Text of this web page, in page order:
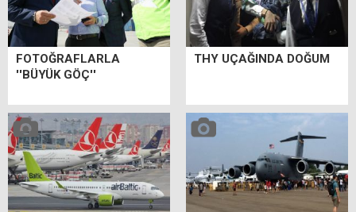
FOTOĞRAFLARLA
''BÜYÜK GÖÇ''
THY UÇAĞINDA DOĞUM